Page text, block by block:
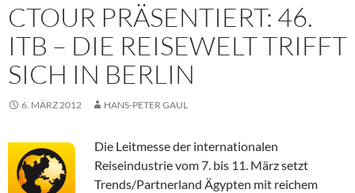
CTOUR PRÄSENTIERT: 46.
ITB – DIE REISEWELT TRIFFT
SICH IN BERLIN
6. MÄRZ 2012 HANS-PETER GAUL
Die Leitmesse der internationalen
Reiseindustrie vom 7. bis 11. März setzt
Trends/Partnerland Ägypten mit reichem